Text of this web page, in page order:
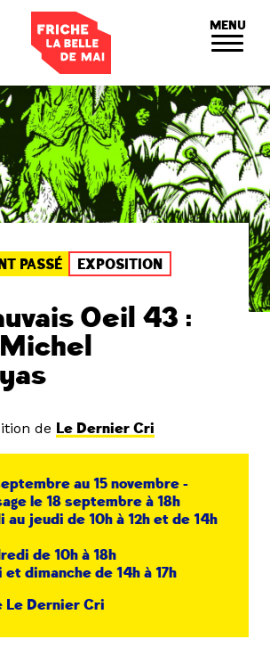
MENU
PASSÉ EXPOSITION
Oeil 43 :
de Le Dernier Cri
au 15 novembre -
le 18 septembre à 18h
au jeudi de 10h à 12h et de 14h
de 10h à 18h
et dimanche de 14h à 17h
Le Dernier Cri
des cookies